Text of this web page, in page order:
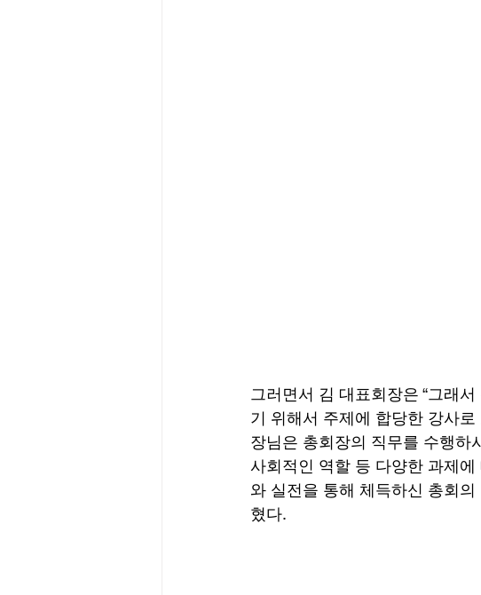
그러면서 김 대표회장은 “그래
기 위해서 주제에 합당한 강사로
장님은 총회장의 직무를 수행하
사회적인 역할 등 다양한 과제
와 실전을 통해 체득하신 총회
혔다.